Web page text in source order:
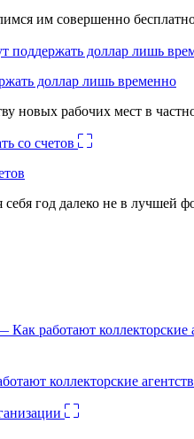
им совершенно
доллар лишь временно
новых рабочих мест в
себя год далеко не в
коллекторские